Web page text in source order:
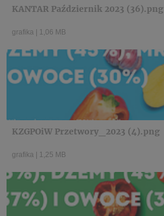
KANTAR Październik 2023 (36).png
grafika 1,06 MB
KZGPOiW Przetwory_2023 (4).png
grafika 1,25 MB